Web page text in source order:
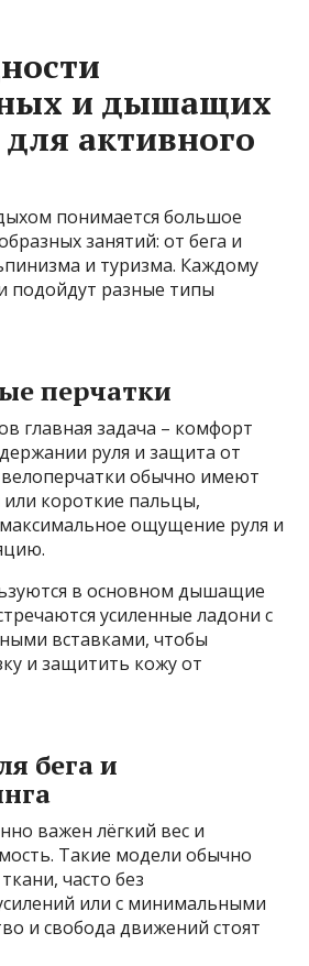
и дышащих
активного
понимается большое
занятий: от бега и
и туризма. Каждому
подойдут разные типы
перчатки
главная задача – комфорт
руля и защита от
обычно имеют
короткие пальцы,
ощущение руля и
в основном дышащие
усиленные ладони с
вставками, чтобы
и защитить кожу от
бега и
важен лёгкий вес и
Такие модели обычно
часто без
или с минимальными
и свобода движений стоят